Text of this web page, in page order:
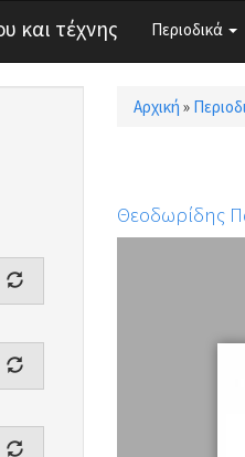
και τέχνης Περιοδικά
Είστε εδώ
Αρχική »
Θεοδωρίδης